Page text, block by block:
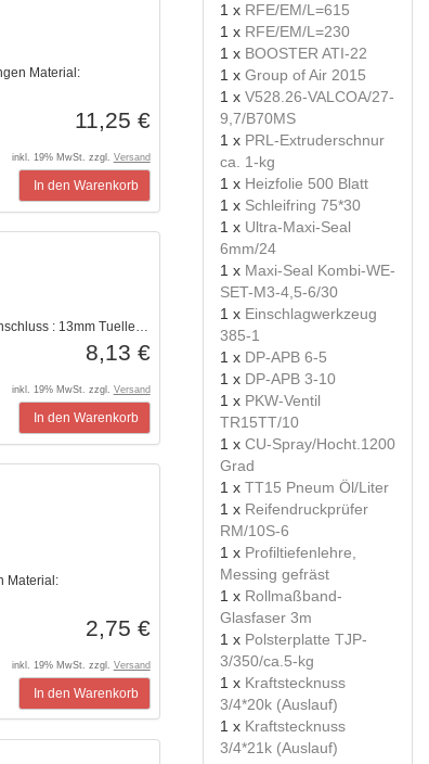
Material:
11,25 €
inkl. 19% MwSt. zzgl. Versand
In den Warenkorb
: 13mm Tuelle…
8,13 €
inkl. 19% MwSt. zzgl. Versand
In den Warenkorb
Material:
2,75 €
inkl. 19% MwSt. zzgl. Versand
In den Warenkorb
1 x RFE/EM/L=615
1 x RFE/EM/L=230
1 x BOOSTER ATI-22
1 x Group of Air 2015
1 x V528.26-VALCOA/27-
9,7/B70MS
1 x PRL-Extruderschnur
ca. 1-kg
1 x Heizfolie 500 Blatt
1 x Schleifring 75*30
1 x Ultra-Maxi-Seal
6mm/24
1 x Maxi-Seal Kombi-WE-
SET-M3-4,5-6/30
1 x Einschlagwerkzeug
385-1
1 x DP-APB 6-5
1 x DP-APB 3-10
1 x PKW-Ventil
TR15TT/10
1 x CU-Spray/Hocht.1200
Grad
1 x TT15 Pneum Öl/Liter
1 x Reifendruckprüfer
RM/10S-6
1 x Profiltiefenlehre,
Messing gefräst
1 x Rollmaßband-
Glasfaser 3m
1 x Polsterplatte TJP-
3/350/ca.5-kg
1 x Kraftstecknuss
3/4*20k (Auslauf)
1 x Kraftstecknuss
3/4*21k (Auslauf)